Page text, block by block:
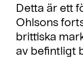
Detta är ett
Ohlsons
brittiska
av befintligt